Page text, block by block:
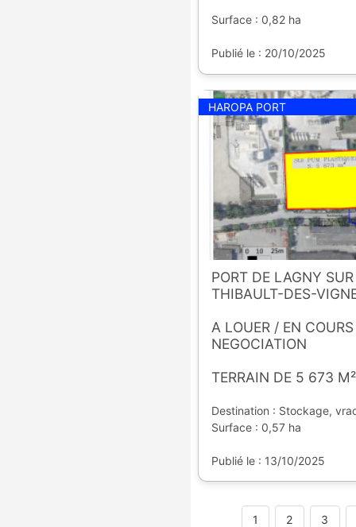
Surface : 0,82 ha
Publié le : 20/10/2025
HAROPA PORT
PORT DE LAGNY
THIBAULT-DES-
A LOUER / EN
NEGOCIATION
TERRAIN DE 5 673 M²
Destination : Stockage,
Surface : 0,57 ha
Publié le : 13/10/2025
1 2 3